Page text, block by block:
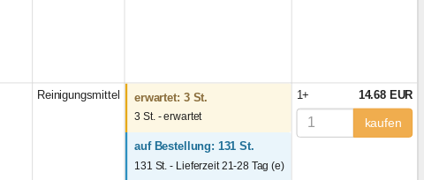
Reinigungsmittel erwartet: 3 St.
3 St. - erwartet
auf Bestellung: 131 St.
131 St. - Lieferzeit 21-28 Tag (e)
1+ 14.68 EUR
kaufen